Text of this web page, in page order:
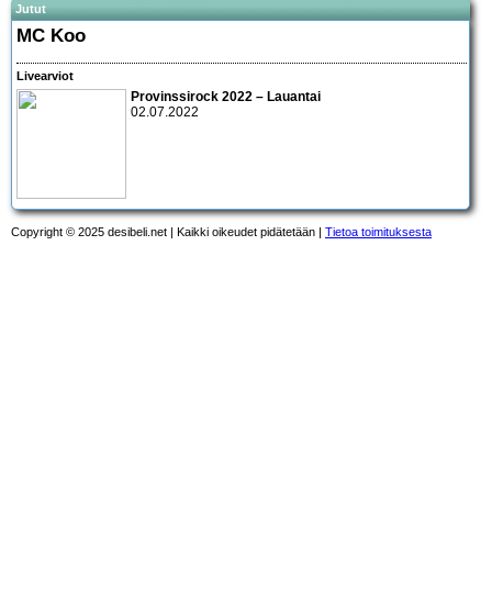
Jutut
MC Koo
Livearviot
Provinssirock 2022 – Lauantai
02.07.2022
Copyright © 2025 desibeli.net | Kaikki oikeudet pidätetään | Tietoa toimituksesta